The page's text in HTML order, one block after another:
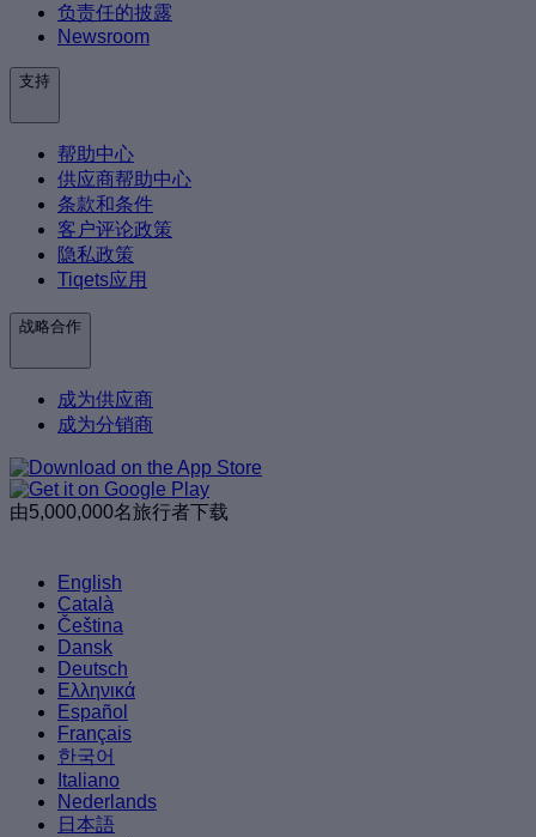
负责任的披露
Newsroom
支持
帮助中心
供应商帮助中心
条款和条件
客户评论政策
隐私政策
Tiqets应用
战略合作
成为供应商
成为分销商
由5,000,000名旅行者下载
English
Català
Čeština
Dansk
Deutsch
Ελληνικά
Español
Français
한국어
Italiano
Nederlands
日本語